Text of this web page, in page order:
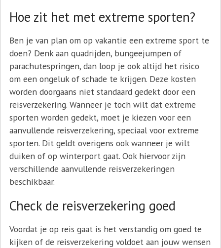
Hoe zit het met extreme sporten?
Ben je van plan om op vakantie een extreme sport te
doen? Denk aan quadrijden, bungeejumpen of
parachutespringen, dan loop je ook altijd het risico
om een ongeluk of schade te krijgen. Deze kosten
worden doorgaans niet standaard gedekt door een
reisverzekering. Wanneer je toch wilt dat extreme
sporten worden gedekt, moet je kiezen voor een
aanvullende reisverzekering, speciaal voor extreme
sporten. Dit geldt overigens ook wanneer je wilt
duiken of op winterport gaat. Ook hiervoor zijn
verschillende aanvullende reisverzekeringen
beschikbaar.
Check de reisverzekering goed
Voordat je op reis gaat is het verstandig om goed te
kijken of de reisverzekering voldoet aan jouw wensen